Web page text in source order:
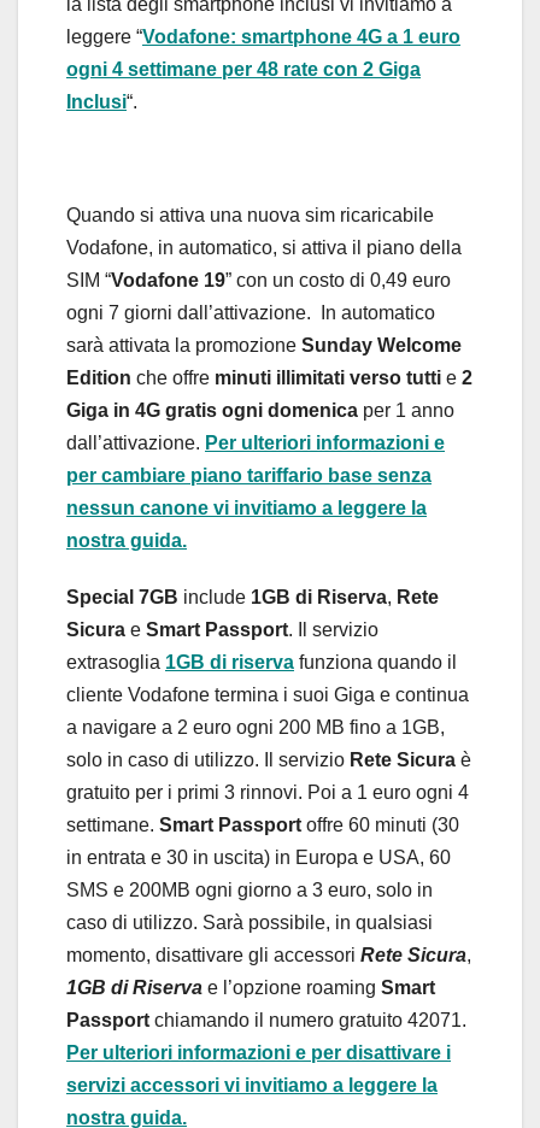
leggere “Vodafone: smartphone 4G a 1 euro
ogni 4 settimane per 48 rate con 2 Giga
Inclusi“.
Quando si attiva una nuova sim ricaricabile
Vodafone, in automatico, si attiva il piano della
SIM “Vodafone 19” con un costo di 0,49 euro
ogni 7 giorni dall’attivazione. In automatico
sarà attivata la promozione Sunday Welcome
Edition che offre minuti illimitati verso tutti e 2
Giga in 4G gratis ogni domenica per 1 anno
dall’attivazione. Per ulteriori informazioni e
per cambiare piano tariffario base senza
nessun canone vi invitiamo a leggere la
nostra guida.
Special 7GB include 1GB di Riserva, Rete
Sicura e Smart Passport. Il servizio
extrasoglia 1GB di riserva funziona quando il
cliente Vodafone termina i suoi Giga e continua
a navigare a 2 euro ogni 200 MB fino a 1GB,
solo in caso di utilizzo. Il servizio Rete Sicura è
gratuito per i primi 3 rinnovi. Poi a 1 euro ogni 4
settimane. Smart Passport offre 60 minuti (30
in entrata e 30 in uscita) in Europa e USA, 60
SMS e 200MB ogni giorno a 3 euro, solo in
caso di utilizzo. Sarà possibile, in qualsiasi
momento, disattivare gli accessori Rete Sicura,
1GB di Riserva e l’opzione roaming Smart
Passport chiamando il numero gratuito 42071.
Per ulteriori informazioni e per disattivare i
servizi accessori vi invitiamo a leggere la
nostra guida.